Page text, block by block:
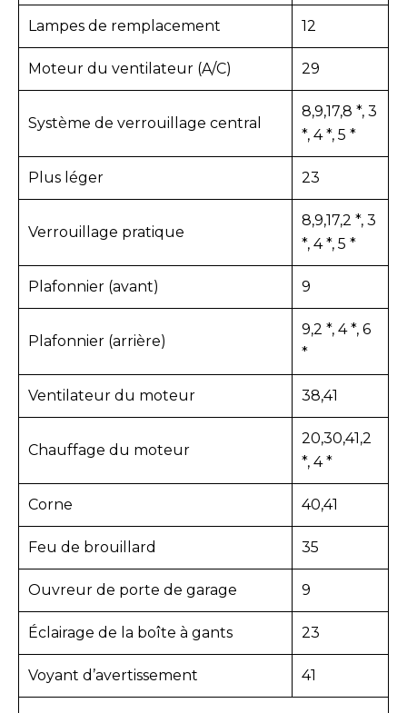
Lampes de remplacement 12
Moteur du ventilateur (A/C) 29
Système de verrouillage central
8,9,17,8 *, 3
*, 4 *, 5 *
Plus léger 23
Verrouillage pratique
8,9,17,2 *, 3
*, 4 *, 5 *
Plafonnier (avant) 9
Plafonnier (arrière)
9,2 *, 4 *, 6
*
Ventilateur du moteur 38,41
Chauffage du moteur
20,30,41,2
*, 4 *
Corne 40,41
Feu de brouillard 35
Ouvreur de porte de garage 9
Éclairage de la boîte à gants 23
Voyant d’avertissement 41